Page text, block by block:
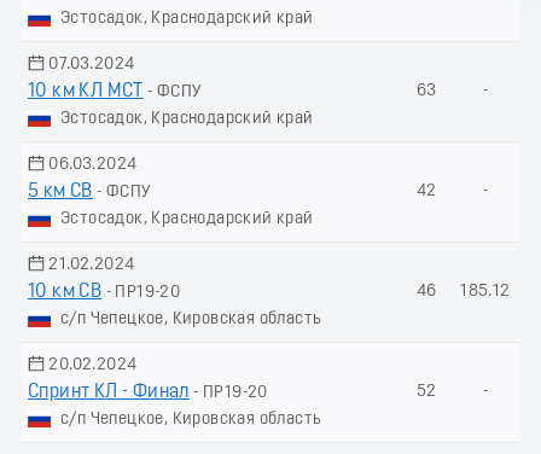
Эстосадок, Краснодарский край
07.03.2024
10 км КЛ МСТ
- ФСПУ
Эстосадок, Краснодарский край
63 -
06.03.2024
5 км СВ - ФСПУ
Эстосадок, Краснодарский край
42 -
21.02.2024
10 км СВ - ПР19-20
с/п Чепецкое, Кировская область
46 185.12
20.02.2024
Спринт КЛ - Финал - ПР19-20
с/п Чепецкое, Кировская область
52 -